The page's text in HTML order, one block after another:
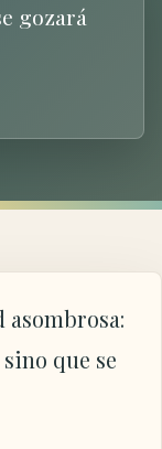
gozará
asombrosa:
que se